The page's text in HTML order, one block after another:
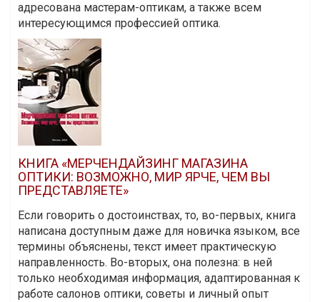
адресована мастерам-оптикам, а также всем
интересующимся профессией оптика.
КНИГА «МЕРЧЕНДАЙЗИНГ МАГАЗИНА
ОПТИКИ: ВОЗМОЖНО, МИР ЯРЧЕ, ЧЕМ ВЫ
ПРЕДСТАВЛЯЕТЕ»
Если говорить о достоинствах, то, во-первых, книга
написана доступным даже для новичка языком, все
термины объяснены, текст имеет практическую
направленность. Во-вторых, она полезна: в ней
только необходимая информация, адаптированная к
работе салонов оптики, советы и личный опыт